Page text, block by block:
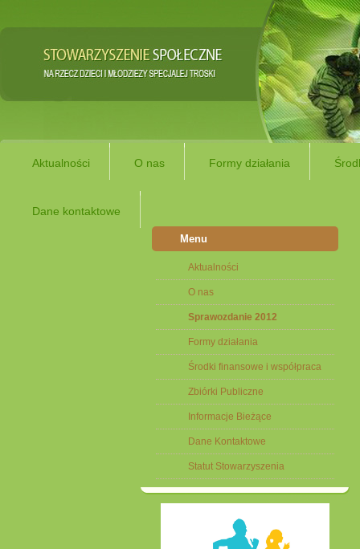
Aktualności O nas Formy działania
Dane kontaktowe
Menu
Aktualności
O nas
Sprawozdanie 2012
Formy działania
Środki finansowe i współpraca
Zbiórki Publiczne
Informacje Bieżące
Dane Kontaktowe
Statut Stowarzyszenia